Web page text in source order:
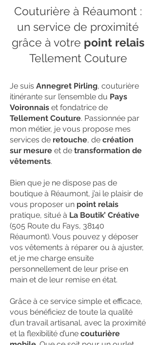
Couturière à Réaumont :
un service de proximité
grâce à votre point relais
Tellement Couture
Je suis Annegret Pirling, couturière
itinérante sur l’ensemble du Pays
Voironnais et fondatrice de
Tellement Couture. Passionnée par
mon métier, je vous propose mes
services de retouche, de création
sur mesure et de transformation de
vêtements.
Bien que je ne dispose pas de
boutique à Réaumont, j’ai le plaisir de
vous proposer un point relais
pratique, situé à La Boutik’ Créative
(505 Route du Fays, 38140
Réaumont). Vous pouvez y déposer
vos vêtements à réparer ou à ajuster,
et je me charge ensuite
personnellement de leur prise en
main et de leur remise en état.
Grâce à ce service simple et efficace,
vous bénéficiez de toute la qualité
d’un travail artisanal, avec la proximité
et la flexibilité d’une couturière